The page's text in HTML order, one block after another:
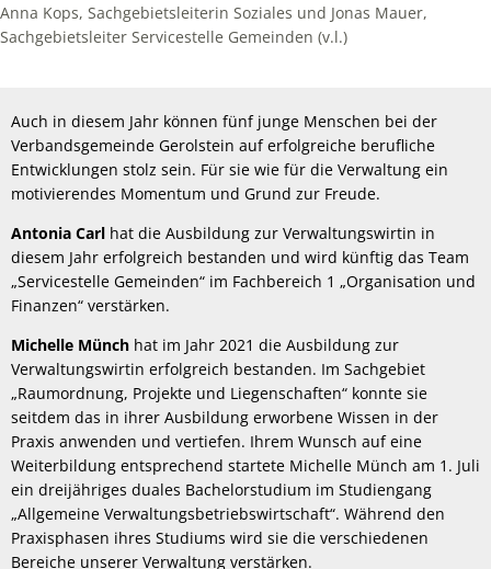
Anna Kops, Sachgebietsleiterin Soziales und Jonas Mauer,
Sachgebietsleiter Servicestelle Gemeinden (v.l.)
Auch in diesem Jahr können fünf junge Menschen bei der
Verbandsgemeinde Gerolstein auf erfolgreiche berufliche
Entwicklungen stolz sein. Für sie wie für die Verwaltung ein
motivierendes Momentum und Grund zur Freude.
Antonia Carl hat die Ausbildung zur Verwaltungswirtin in
diesem Jahr erfolgreich bestanden und wird künftig das Team
„Servicestelle Gemeinden“ im Fachbereich 1 „Organisation und
Finanzen“ verstärken.
Michelle Münch hat im Jahr 2021 die Ausbildung zur
Verwaltungswirtin erfolgreich bestanden. Im Sachgebiet
„Raumordnung, Projekte und Liegenschaften“ konnte sie
seitdem das in ihrer Ausbildung erworbene Wissen in der
Praxis anwenden und vertiefen. Ihrem Wunsch auf eine
Weiterbildung entsprechend startete Michelle Münch am 1. Juli
ein dreijähriges duales Bachelorstudium im Studiengang
„Allgemeine Verwaltungsbetriebswirtschaft“. Während den
Praxisphasen ihres Studiums wird sie die verschiedenen
Bereiche unserer Verwaltung verstärken.